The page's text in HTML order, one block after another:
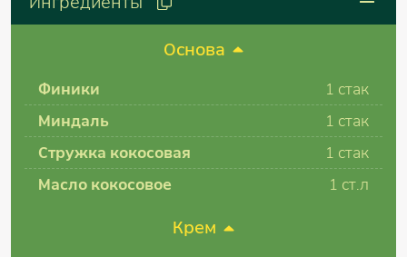
Основа
Финики
1 стак
Миндаль
1 стак
Стружка кокосовая
1 стак
Масло кокосовое
1 ст.л
Крем